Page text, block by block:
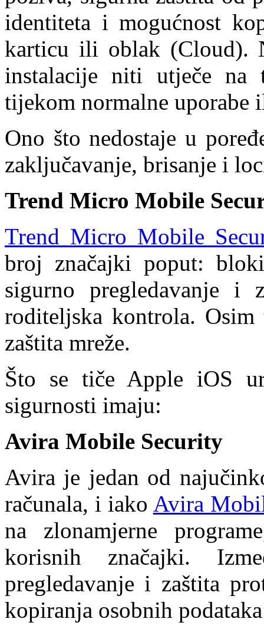
identiteta i mogućnost
karticu ili oblak (Cloud).
instalacije niti utječe na
tijekom normalne uporabe
Ono što nedostaje u
zaključavanje, brisanje i
Trend Micro Mobile
Trend Micro Mobile
broj značajki poput:
sigurno pregledavanje i
roditeljska kontrola.
zaštita mreže.
Što se tiče Apple iOS
sigurnosti imaju:
Avira Mobile Security
Avira je jedan od
računala, i iako Avira
na zlonamjerne
korisnih značajki.
pregledavanje i zaštita
kopiranja osobnih